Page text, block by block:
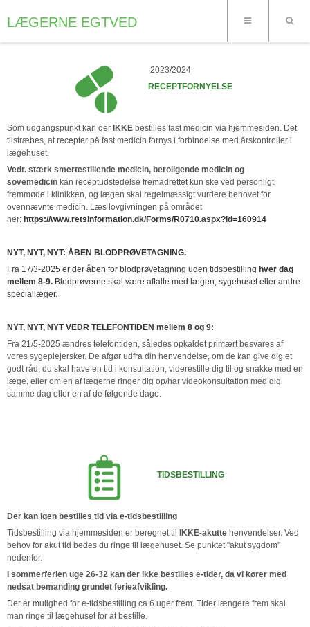
LÆGERNE EGTVED
2023/2024
RECEPTFORNYELSE
Som udgangspunkt kan der IKKE bestilles fast medicin via hjemmesiden. Det
tilstræbes, at recepter på fast medicin fornys i forbindelse med årskontroller i
lægehuset.
Vedr. stærk smertestillende medicin, beroligende medicin og
sovemedicin kan receptudstedelse fremadrettet kun ske ved personligt
fremmøde i klinikken, og lægen skal regelmæssigt vurdere behovet for
ovennævnte medicin. Læs lovgivningen på området
her: https://www.retsinformation.dk/Forms/R0710.aspx?id=160914
NYT, NYT, NYT: ÅBEN BLODPRØVETAGNING.
Fra 17/3-2025 er der åben for blodprøvetagning uden tidsbestilling hver dag
mellem 8-9. Blodprøverne skal være aftalte med lægen, sygehuset eller andre
speciallæger.
NYT, NYT, NYT VEDR TELEFONTIDEN mellem 8 og 9:
Fra 21/5-2025 ændres telefontiden, således opkaldet primært besvares af
vores sygeplejersker. De afgør udfra din henvendelse, om de kan give dig et
godt råd, du skal have en tid i konsultation, viderestille dig til og snakke med en
læge, eller om en af lægerne ringer dig op/har videokonsultation med dig
samme dag eller en af de følgende dage.
TIDSBESTILLING
Der kan igen bestilles tid via e-tidsbestilling
Tidsbestilling via hjemmesiden er beregnet til
IKKE-akutte henvendelser. Ved
behov for akut tid bedes du ringe til lægehuset. Se punktet "akut sygdom"
nedenfor.
I sommerferien uge 26-32 kan der ikke bestilles e-tider, da vi kører med
nedsat bemanding grundet ferieafvikling.
Der er mulighed for e-tidsbestilling ca 6 uger frem. Tider længere frem skal
man ringe til lægehuset for at bestille.